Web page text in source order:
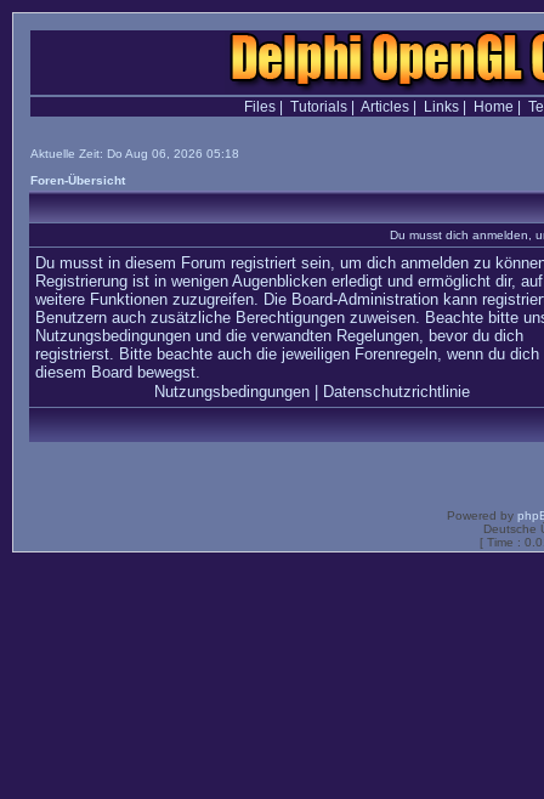
Files| Tutorials| Articles| Links| Home
Aktuelle Zeit: Do Aug 06, 2026 05:18
Foren-Übersicht
Du musst dich anmelden,
Du musst in diesem Forum registriert sein, um dich anmelden zu
Registrierung ist in wenigen Augenblicken erledigt und ermöglicht dir, auf
weitere Funktionen zuzugreifen. Die Board-Administration kann
Benutzern auch zusätzliche Berechtigungen zuweisen. Beachte bitte
Nutzungsbedingungen und die verwandten Regelungen, bevor du dich
registrierst. Bitte beachte auch die jeweiligen Forenregeln, wenn du dich
diesem Board bewegst.
Nutzungsbedingungen| Datenschutzrichtlinie
Powered by
Deutsche
[ Time :